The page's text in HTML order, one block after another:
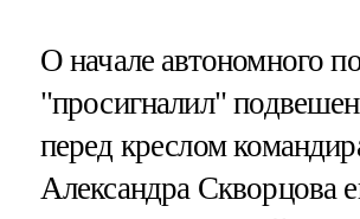
О начале автономного
"просигналил"
перед креслом
Александра Скворцова